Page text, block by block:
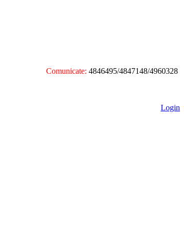
Comunicate: 4846495/4847148/4960328
Login